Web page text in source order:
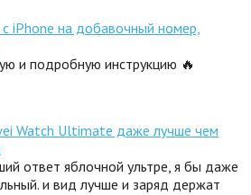
с iPhone на добавочный номер,
и подробную инструкцию 🔥
Watch Ultimate даже лучше чем
ответ яблочной ультре, я бы даже
и вид лучше и заряд держат